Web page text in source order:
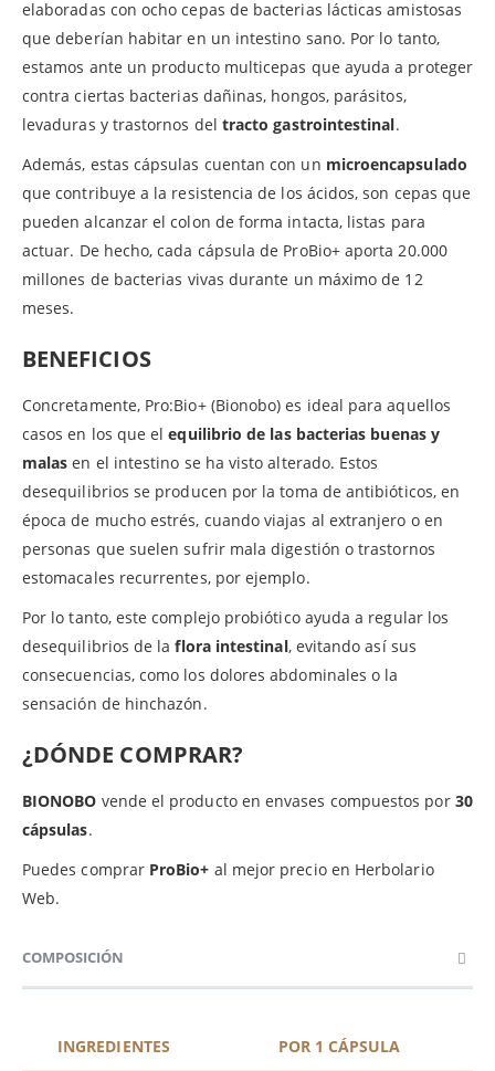
elaboradas con ocho cepas de bacterias lácticas amistosas
que deberían habitar en un intestino sano. Por lo tanto,
estamos ante un producto multicepas que ayuda a proteger
contra ciertas bacterias dañinas, hongos, parásitos,
levaduras y trastornos del tracto gastrointestinal.
Además, estas cápsulas cuentan con un microencapsulado
que contribuye a la resistencia de los ácidos, son cepas que
pueden alcanzar el colon de forma intacta, listas para
actuar. De hecho, cada cápsula de ProBio+ aporta 20.000
millones de bacterias vivas durante un máximo de 12
meses.
BENEFICIOS
Concretamente, Pro:Bio+ (Bionobo) es ideal para aquellos
casos en los que elequilibrio de las bacterias buenas y
malas en el intestino se ha visto alterado. Estos
desequilibrios se producen por la toma de antibióticos, en
época de mucho estrés, cuando viajas al extranjero o en
personas que suelen sufrir mala digestión o trastornos
estomacales recurrentes, por ejemplo.
Por lo tanto, este complejo probiótico ayuda a regular los
desequilibrios de laflora intestinal, evitando así sus
consecuencias, como los dolores abdominales o la
sensación de hinchazón.
¿DÓNDE COMPRAR?
BIONOBO vende el producto en envases compuestos por 30
cápsulas.
Puedes comprar ProBio+ al mejor precio en Herbolario
Web.
COMPOSICIÓN
INGREDIENTES POR 1 CÁPSULA